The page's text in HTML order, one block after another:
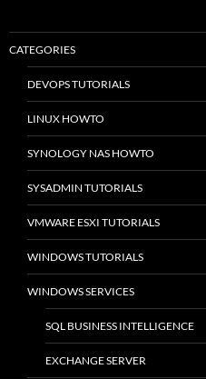
CATEGORIES
DEVOPS TUTORIALS
LINUX HOWTO
SYNOLOGY NAS HOWTO
SYSADMIN TUTORIALS
VMWARE ESXI TUTORIALS
WINDOWS TUTORIALS
WINDOWS SERVICES
SQL BUSINESS INTELLIGENCE
EXCHANGE SERVER